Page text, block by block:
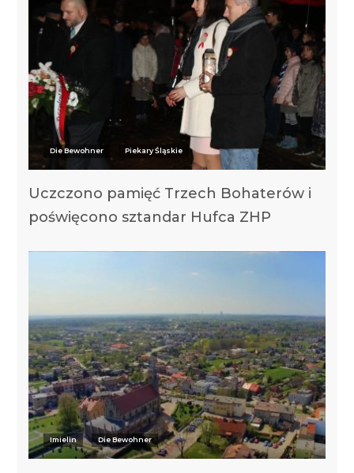
Die Bewohner Piekary Śląskie
Uczczono pamięć Trzech Bohaterów i
poświęcono sztandar Hufca ZHP
Imielin Die Bewohner